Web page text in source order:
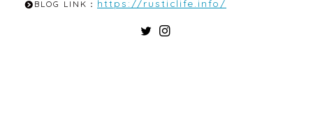
BLOG LINK： https://rusticlife.info/